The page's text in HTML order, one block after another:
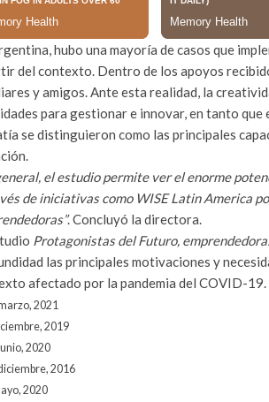
hubo una mayoría de casos que
del contexto. Dentro de los apoyos
y amigos. Ante esta realidad, la
para gestionar e innovar, en tanto
se distinguieron como las principales
el estudio permite ver el enorme
de iniciativas como WISE Latin America
. Concluyó la directora.
Protagonistas del Futuro,
las principales motivaciones y
afectado por la pandemia del COVID-19.
2021
2019
2020
2016
2020